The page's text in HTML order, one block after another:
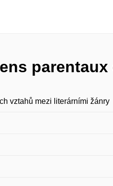
parentaux
vztahů mezi literárními žánry